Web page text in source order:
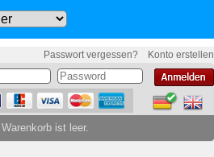
Passwort vergessen? Konto erstellen
Warenkorb ist leer.